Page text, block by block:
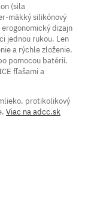
(sila
mäkký silikónový
dizajn
jednou rukou. Len
a rýchle zloženie.
pomocou batérií.
fľašami a
protikolikový
Viac na adcc.sk